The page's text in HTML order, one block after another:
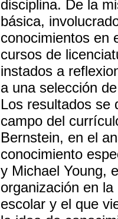
disciplina. De la
básica,
conocimientos en
cursos de
instados a
a una selección
Los resultados se
campo del
Bernstein, en el
conocimiento
y Michael Young,
organización en
escolar y el que